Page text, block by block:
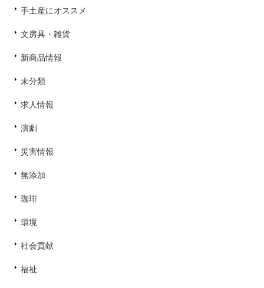
手土産にオススメ
文房具・雑貨
新商品情報
未分類
求人情報
演劇
災害情報
無添加
珈琲
環境
社会貢献
福祉